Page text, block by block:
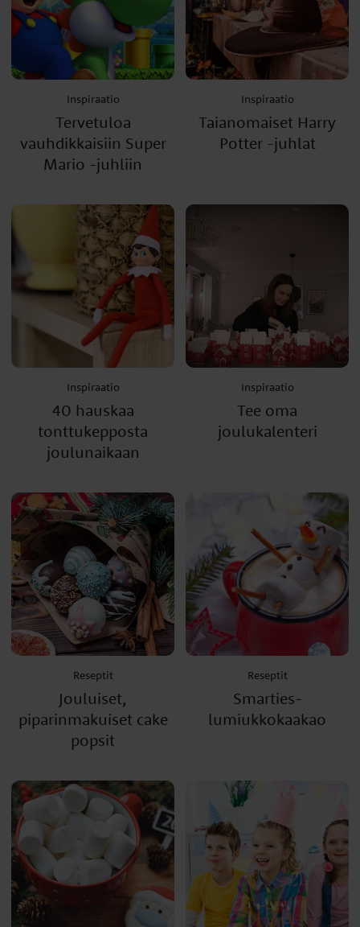
Inspiraatio
Tervetuloa
vauhdikkaisiin Super
Mario -juhliin
Inspiraatio
Taianomaiset Harry
Potter -juhlat
Inspiraatio
40 hauskaa
tonttukepposta
joulunaikaan
Inspiraatio
Tee oma
joulukalenteri
Reseptit
Jouluiset,
piparinmakuiset cake
popsit
Reseptit
Smarties-
lumiukkokaakao